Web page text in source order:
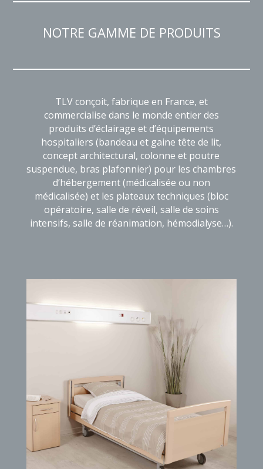
NOTRE GAMME DE PRODUITS
TLV conçoit, fabrique en France, et
commercialise dans le monde entier des
produits d’éclairage et d’équipements
hospitaliers (bandeau et gaine tête de lit,
concept architectural, colonne et poutre
suspendue, bras plafonnier) pour les chambres
d’hébergement (médicalisée ou non
médicalisée) et les plateaux techniques (bloc
opératoire, salle de réveil, salle de soins
intensifs, salle de réanimation, hémodialyse…).